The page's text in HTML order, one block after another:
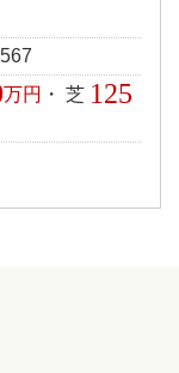
万円 ・ 芝 125